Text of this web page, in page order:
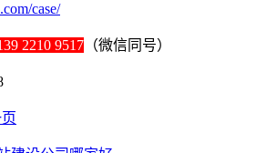
case/
2210 9517 （微信同号）